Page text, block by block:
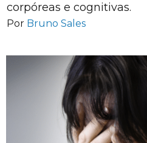
corpóreas e cognitivas.
Por Bruno Sales